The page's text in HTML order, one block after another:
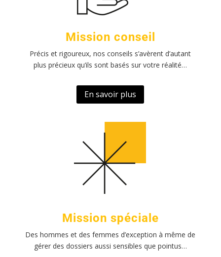
Mission conseil
Précis et rigoureux, nos conseils s’avèrent d’autant
plus précieux qu’ils sont basés sur votre réalité…
En savoir plus
Mission spéciale
Des hommes et des femmes d’exception à même de
gérer des dossiers aussi sensibles que pointus…